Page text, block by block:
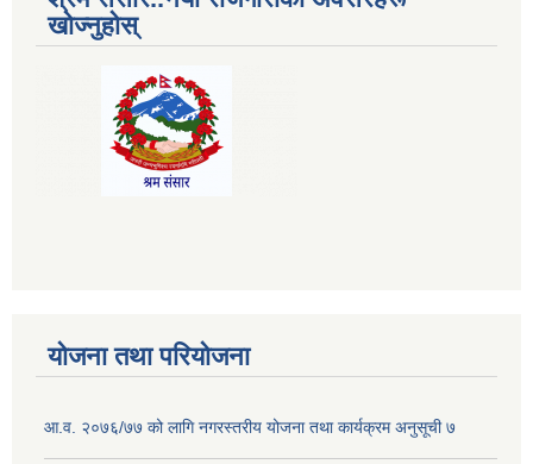
खोज्नुहोस्
योजना तथा परियोजना
आ.व. २०७६/७७ को लागि नगरस्तरीय योजना तथा कार्यक्रम अनुसूची ७